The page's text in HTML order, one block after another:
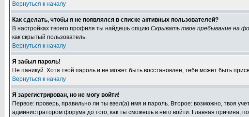
Вернуться к началу
Как сделать, чтобы я не появлялся в списке активных пользователей?
В настройках твоего профиля ты найдешь опцию Скрывать твое пребывание на
как скрытый пользователь.
Вернуться к началу
Я забыл пароль!
Не паникуй. Хотя твой пароль и не может быть восстановлен, тебе может быть
Вернуться к началу
Я зарегистрирован, но не могу войти!
Первое: проверь, правильно ли ты ввел(а) имя и пароль. Второе: возможно, твоя
администратором форума до того, как ты сможешь в него войти. Главная